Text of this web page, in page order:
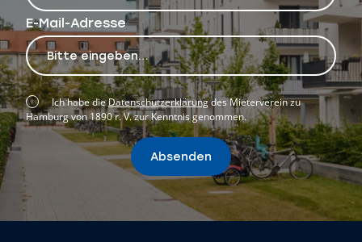
E-Mail-Adresse
Ich habe dieDatenschutzerklärungdes Mieterverein zu
Hamburg von 1890 r. V. zur Kenntnis genommen.
Absenden